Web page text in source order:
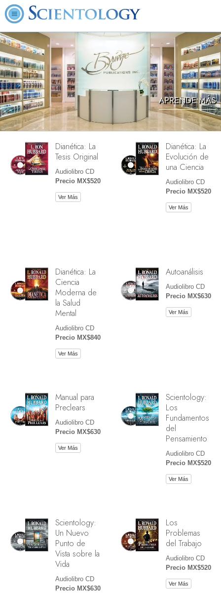
APRENDE MÁS
Dianética: La
Tesis Original
Audiolibro CD
Precio MX$520
Ver Más
Dianética: La
Evolución de
una Ciencia
Audiolibro CD
Precio MX$520
Ver Más
Dianética: La
Ciencia
Moderna de
la Salud
Mental
Audiolibro CD
Precio MX$840
Ver Más
Autoanálisis
Audiolibro CD
Precio MX$630
Ver Más
Manual para
Preclears
Audiolibro CD
Precio MX$630
Ver Más
Scientology:
Los
Fundamentos
del
Pensamiento
Audiolibro CD
Precio MX$520
Ver Más
Scientology:
Un Nuevo
Punto de
Vista sobre la
Vida
Audiolibro CD
Precio MX$630
Los
Problemas
del Trabajo
Audiolibro CD
Precio MX$520
Ver Más